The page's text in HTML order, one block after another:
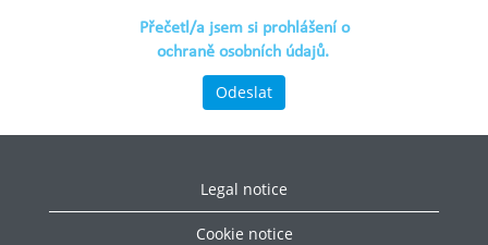
Přečetl/a jsem si prohlášení o
ochraně osobních údajů.
Odeslat
Legal notice
Cookie notice